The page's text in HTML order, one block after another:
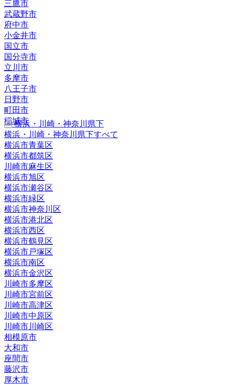
三鷹市
武蔵野市
府中市
小金井市
国立市
国分寺市
立川市
多摩市
八王子市
日野市
町田市
稲城市
横浜・川崎・神奈川県下
横浜・川崎・神奈川県下すべて
横浜市青葉区
横浜市都筑区
川崎市麻生区
横浜市旭区
横浜市瀬谷区
横浜市緑区
横浜市神奈川区
横浜市港北区
横浜市西区
横浜市鶴見区
横浜市戸塚区
横浜市南区
横浜市金沢区
川崎市多摩区
川崎市宮前区
川崎市高津区
川崎市中原区
川崎市川崎区
相模原市
大和市
座間市
藤沢市
厚木市